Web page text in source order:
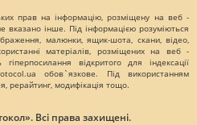
прав на інформацію, розміщену на веб -
вказано інше. Під інформацією розуміються
малюнки, ящик-шота, скани, відео,
матеріалів, розміщених на веб -
гіперпосилання відкритого для індексації
обов`язкове. Під використанням
рерайтинг, модифікація тощо.
Всі права захищені.